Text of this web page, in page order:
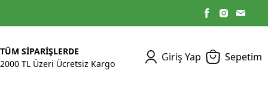
TÜM SİPARİŞLERDE
2000 TL Üzeri Ücretsiz Kargo
Giriş Yap Sepetim